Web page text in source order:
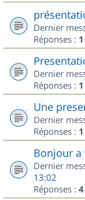
Dernier
Réponses : 1
Dernier
Réponses : 1
Une
Dernier
Réponses : 1
Bonjour
Dernier
13:02
Réponses : 4